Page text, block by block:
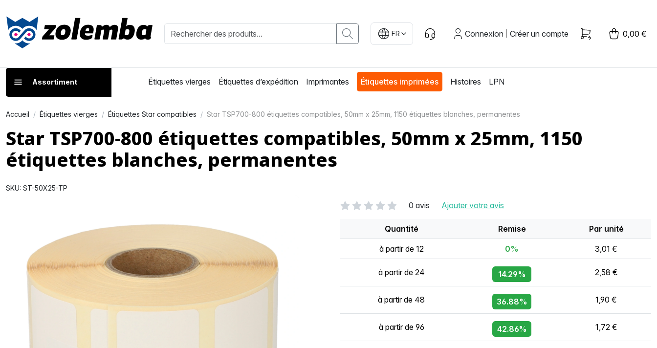
FR Connexion Créer un compte 0,00 €
Assortiment Étiquettes vierges Étiquettes d’expédition Imprimantes Étiquettes imprimées Histoires LPN
Accueil Étiquettes vierges Étiquettes Star compatibles Star TSP700-800 étiquettes compatibles, 50mm x 25mm, 1150 étiquettes blanches, permanentes
Star TSP700-800 étiquettes compatibles, 50mm x 25mm, 1150
étiquettes blanches, permanentes
SKU: ST-50X25-TP
0 avis Ajouter votre avis
Quantité Remise Par unité
à partir de 12 0% 3,01 €
à partir de 24 14.29% 2,58 €
à partir de 48 36.88% 1,90 €
à partir de 96 42.86% 1,72 €